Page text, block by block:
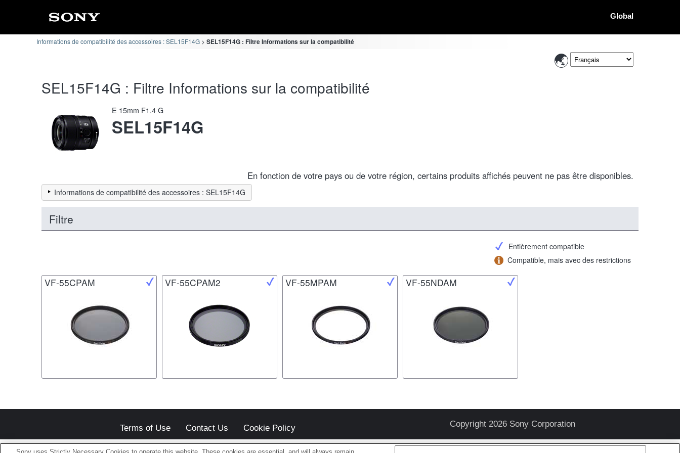
Global
Informations de compatibilité des accessoires : SEL15F14G SEL15F14G : Filtre Informations sur la compatibilité
SEL15F14G : Filtre Informations sur la compatibilité
E 15mm F1.4 G
SEL15F14G
En fonction de votre pays ou de votre région, certains produits affichés peuvent ne pas être disponibles.
Informations de compatibilité des accessoires : SEL15F14G
Filtre
Entièrement compatible
Compatible, mais avec des restrictions
VF-55CPAM VF-55CPAM2 VF-55MPAM VF-55NDAM
Terms of Use Contact Us Cookie Policy Copyright 2026 Sony Corporation